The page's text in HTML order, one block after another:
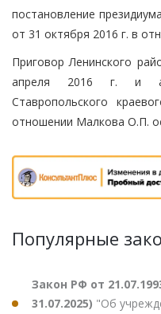
постановление
от 31 октября 2016 г. в
Приговор Ленинского
апреля 2016 г. и
Ставропольского
отношении Малкова О.П.
Популярные
Закон РФ от
31.07.2025) "Об